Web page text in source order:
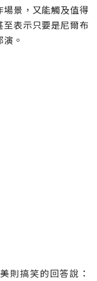
景，又能觸及值得
表示只要是尼爾布
。
則搞笑的回答說：